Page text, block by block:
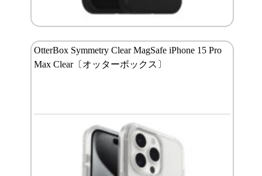
OtterBox Symmetry Clear MagSafe iPhone 15 Pro
Max Clear〔オッターボックス〕